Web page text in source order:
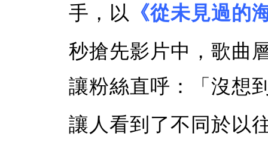
手，以 《從未見過的
秒搶先影片中，歌曲
讓粉絲直呼：「沒想
讓人看到了不同於以